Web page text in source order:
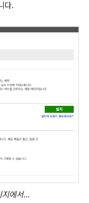
다.
에서...